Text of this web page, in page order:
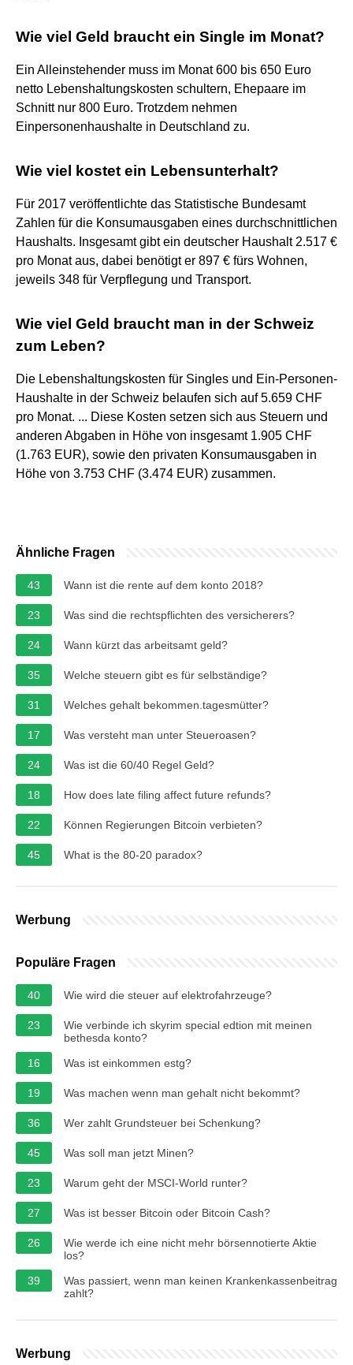
Wie viel Geld braucht ein Single im Monat?
Ein Alleinstehender muss im Monat 600 bis 650 Euro
netto Lebenshaltungskosten schultern, Ehepaare im
Schnitt nur 800 Euro. Trotzdem nehmen
Einpersonenhaushalte in Deutschland zu.
Wie viel kostet ein Lebensunterhalt?
Für 2017 veröffentlichte das Statistische Bundesamt
Zahlen für die Konsumausgaben eines durchschnittlichen
Haushalts. Insgesamt gibt ein deutscher Haushalt 2.517 €
pro Monat aus, dabei benötigt er 897 € fürs Wohnen,
jeweils 348 für Verpflegung und Transport.
Wie viel Geld braucht man in der Schweiz
zum Leben?
Die Lebenshaltungskosten für Singles und Ein-Personen-
Haushalte in der Schweiz belaufen sich auf 5.659 CHF
pro Monat. ... Diese Kosten setzen sich aus Steuern und
anderen Abgaben in Höhe von insgesamt 1.905 CHF
(1.763 EUR), sowie den privaten Konsumausgaben in
Höhe von 3.753 CHF (3.474 EUR) zusammen.
Ähnliche Fragen
43 Wann ist die rente auf dem konto 2018?
23 Was sind die rechtspflichten des versicherers?
24 Wann kürzt das arbeitsamt geld?
35 Welche steuern gibt es für selbständige?
31 Welches gehalt bekommen.tagesmütter?
17 Was versteht man unter Steueroasen?
24 Was ist die 60/40 Regel Geld?
18 How does late filing affect future refunds?
22 Können Regierungen Bitcoin verbieten?
45 What is the 80-20 paradox?
Werbung
Populäre Fragen
40 Wie wird die steuer auf elektrofahrzeuge?
23
Wie verbinde ich skyrim special edtion mit meinen
bethesda konto?
16
Was ist einkommen estg?
19 Was machen wenn man gehalt nicht bekommt?
36 Wer zahlt Grundsteuer bei Schenkung?
45 Was soll man jetzt Minen?
23 Warum geht der MSCI-World runter?
27 Was ist besser Bitcoin oder Bitcoin Cash?
26
Wie werde ich eine nicht mehr börsennotierte Aktie
los?
39
Was passiert, wenn man keinen Krankenkassenbeitrag
zahlt?
Werbung